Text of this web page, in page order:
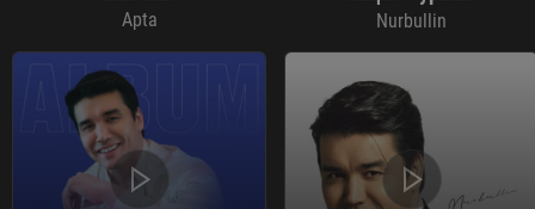
Apta Nurbullin